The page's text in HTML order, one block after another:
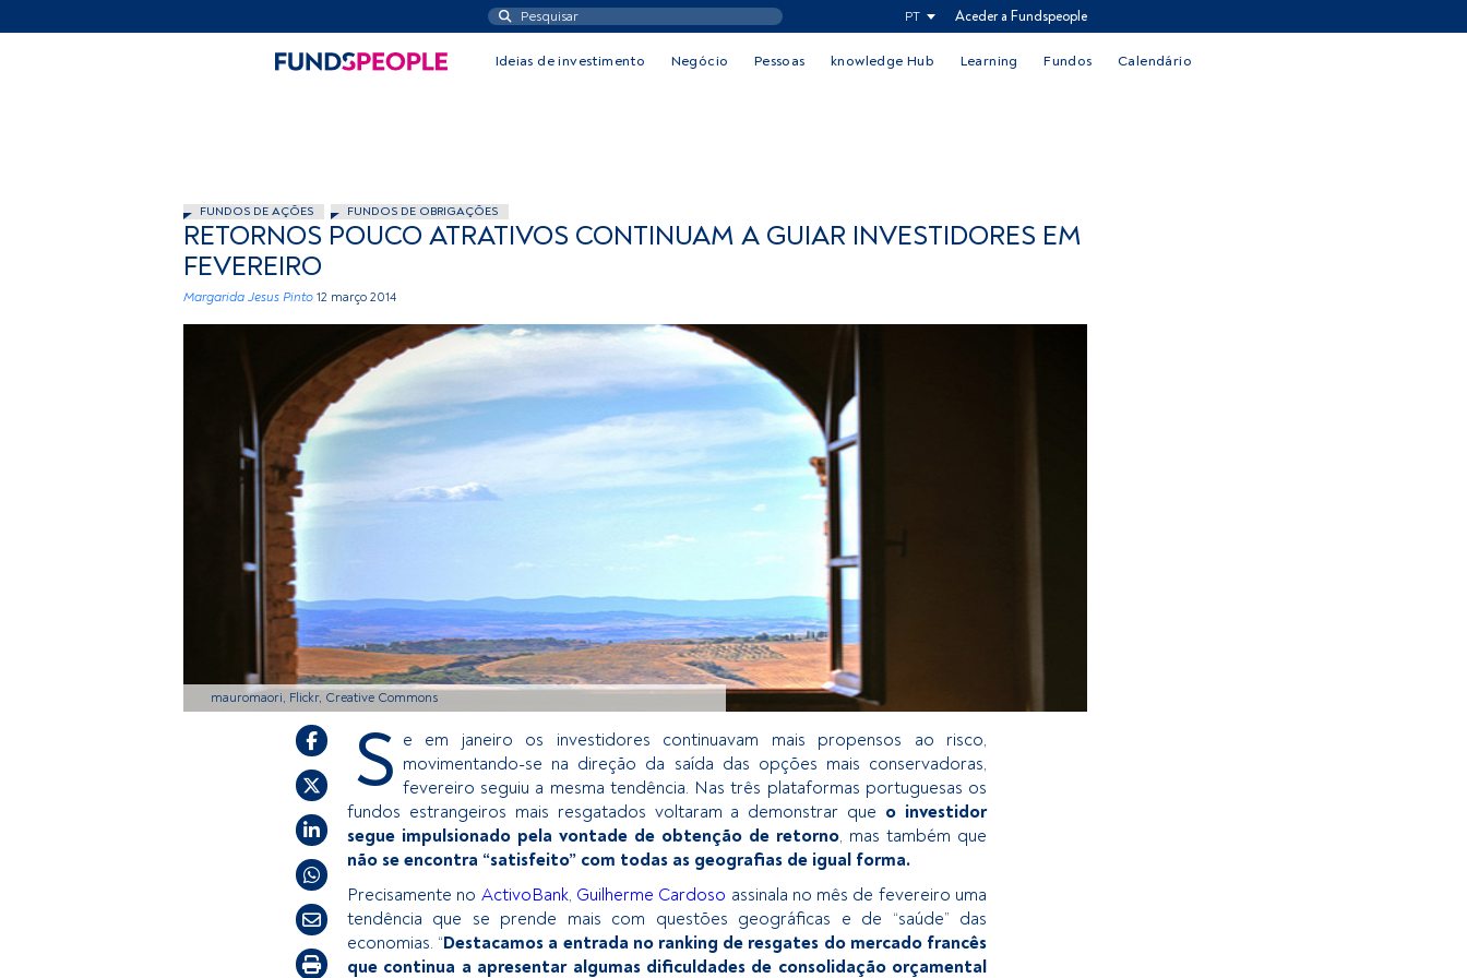
PT Aceder a Fundspeople
Ideias de investimento Negócio Pessoas knowledge Hub Learning Fundos Calendário
FUNDOS DE AÇÕES FUNDOS DE OBRIGAÇÕES
RETORNOS POUCO ATRATIVOS CONTINUAM A GUIAR INVESTIDORES EM
FEVEREIRO
Margarida Jesus Pinto 12 março 2014
mauromaori, Flickr, Creative Commons
S e em janeiro os investidores continuavam mais propensos ao risco,
movimentando-se na direção da saída das opções mais conservadoras,
fevereiro seguiu a mesma tendência. Nas três plataformas portuguesas os
fundos estrangeiros mais resgatados voltaram a demonstrar que o investidor
segue impulsionado pela vontade de obtenção de retorno, mas também que
não se encontra “satisfeito” com todas as geografias de igual forma.
Precisamente no ActivoBank, Guilherme Cardoso assinala no mês de fevereiro uma
tendência que se prende mais com questões geográficas e de “saúde” das
economias. “Destacamos a entrada no ranking de resgates do mercado francês
que continua a apresentar algumas dificuldades de consolidação orçamental